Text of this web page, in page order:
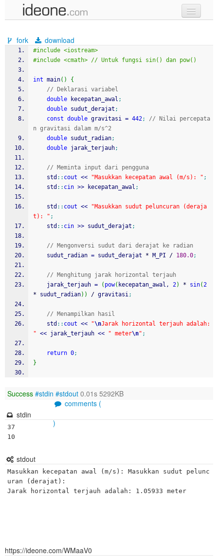
samples
fork download
#include <iostream>
#include <cmath> // Untuk fungsi sin() dan pow()
int main( )
{
// Deklarasi variabel
double kecepatan_awal ;
double sudut_derajat ;
const double gravitasi = 442;
// Nilai percepata
n gravitasi dalam m/s^2
double sudut_radian;
double jarak_terjauh;
// Meminta input dari pengguna
    std
:: cout << "Masukkan kecepatan awal (m/s): " ;
    std
:: cin >> kecepatan_awal ;
    std
:: cout <<
"Masukkan sudut peluncuran (deraja
t): " ;
    std
:: cin >> sudut_derajat ;
// Mengonversi sudut dari derajat ke radian
    sudut_radian
= sudut_derajat * M_PI / 180.0;
// Menghitung jarak horizontal terjauh
    jarak_terjauh
= ( pow( kecepatan_awal, 2) * sin(2
* sudut_radian) ) / gravitasi;
// Menampilkan hasil
    std
:: cout << "\nJarak horizontal terjauh adalah:
" << jarak_terjauh << " meter\n" ;
return 0;
}
Success #stdin #stdout 0.01s 5292KB
comments (
)
stdin
37
10
stdout
Masukkan kecepatan awal (m/s): Masukkan sudut pelunc
uran (derajat):
https://ideone.com/WMaaV0